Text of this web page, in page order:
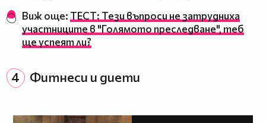
Виж още: ТЕСТ: Тези въпроси не затрудниха
участниците в "Голямото преследване", теб
ще успеят ли?
4 Фитнеси и диети